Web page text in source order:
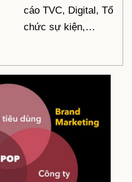
cáo TVC, Digital, Tổ
chức sự kiện,…